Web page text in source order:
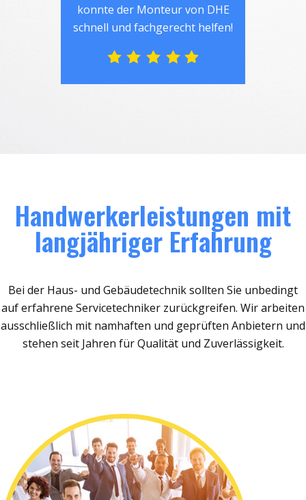
konnte der Monteur von DHE
schnell und fachgerecht helfen!
Handwerkerleistungen mit
langjähriger Erfahrung
Bei der Haus- und Gebäudetechnik sollten Sie unbedingt
auf erfahrene Servicetechniker zurückgreifen. Wir arbeiten
ausschließlich mit namhaften und geprüften Anbietern und
stehen seit Jahren für Qualität und Zuverlässigkeit.